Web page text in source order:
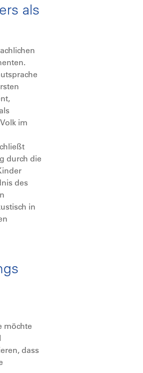
als
im
durch die
des
in
möchte
dass